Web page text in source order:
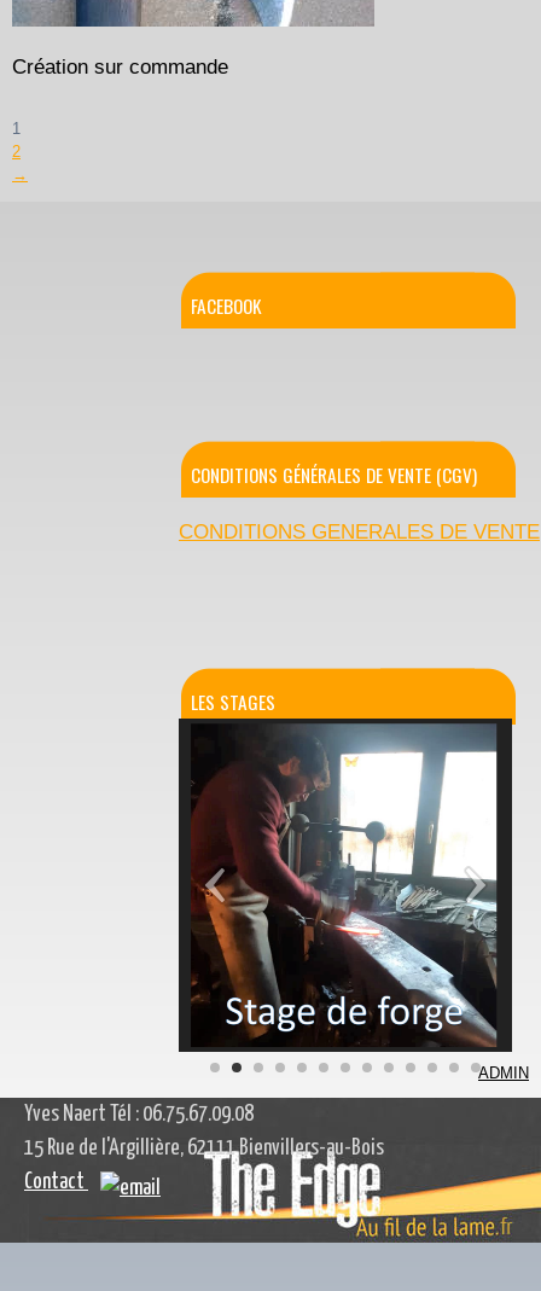
Création sur commande
1
2
→
FACEBOOK
CONDITIONS GÉNÉRALES DE VENTE (CGV)
CONDITIONS GENERALES DE VENTE
LES STAGES
Yves Naert Tél : 06.75.67.09.08
15 Rue de l'Argillière, 62111 Bienvillers-au-Bois
Contact
ADMIN